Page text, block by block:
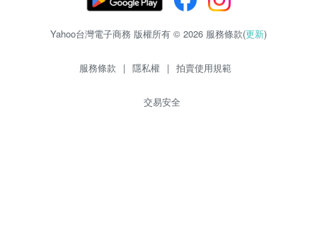
Yahoo台灣電子商務 版權所有 © 2026 服務條款(更新)
服務條款 | 隱私權 | 拍賣使用規範
交易安全